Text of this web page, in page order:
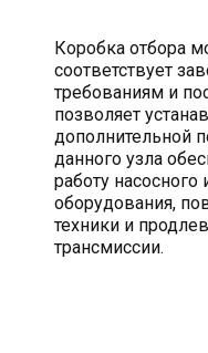
Коробка отбора
соответствует
требованиям и
позволяет
дополнительной
данного узла
работу насосного
оборудования,
техники и
трансмиссии.